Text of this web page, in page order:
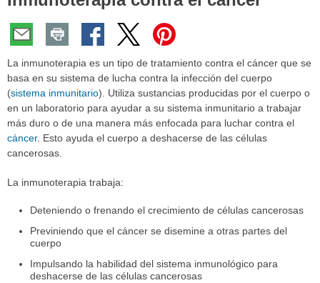
La inmunoterapia es un tipo de tratamiento contra el cáncer que se
basa en su sistema de lucha contra la infección del cuerpo
(sistema inmunitario). Utiliza sustancias producidas por el cuerpo o
en un laboratorio para ayudar a su sistema inmunitario a trabajar
más duro o de una manera más enfocada para luchar contra el
cáncer. Esto ayuda el cuerpo a deshacerse de las células
cancerosas.
La inmunoterapia trabaja:
Deteniendo o frenando el crecimiento de células cancerosas
Previniendo que el cáncer se disemine a otras partes del
cuerpo
Impulsando la habilidad del sistema inmunológico para
deshacerse de las células cancerosas